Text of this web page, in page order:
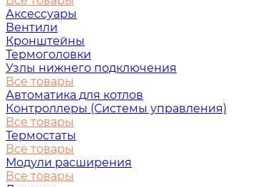
Аксессуары
Вентили
Кронштейны
Термоголовки
Узлы нижнего подключения
Все товары
Автоматика для котлов
Контроллеры (Системы управления)
Все товары
Термостаты
Все товары
Модули расширения
Все товары